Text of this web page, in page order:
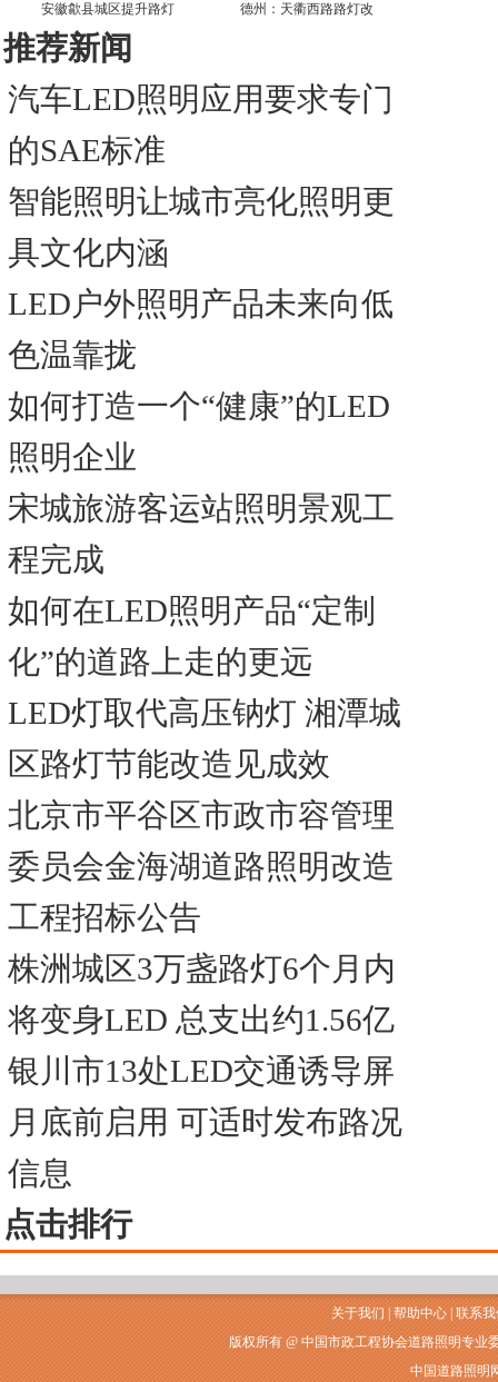
安徽歙县城区提升路灯 德州：天衢西路路灯改
推荐新闻
汽车LED照明应用要求专门
的SAE标准
智能照明让城市亮化照明更
具文化内涵
LED户外照明产品未来向低
色温靠拢
如何打造一个“健康”的LED
照明企业
宋城旅游客运站照明景观工
程完成
如何在LED照明产品“定制
化”的道路上走的更远
LED灯取代高压钠灯 湘潭城
区路灯节能改造见成效
北京市平谷区市政市容管理
委员会金海湖道路照明改造
工程招标公告
株洲城区3万盏路灯6个月内
将变身LED 总支出约1.56亿
银川市13处LED交通诱导屏
月底前启用 可适时发布路况
信息
点击排行
关于我们 帮助中心 联系
版权所有 @ 中国市政工程协会道路照明专
中国道路照明